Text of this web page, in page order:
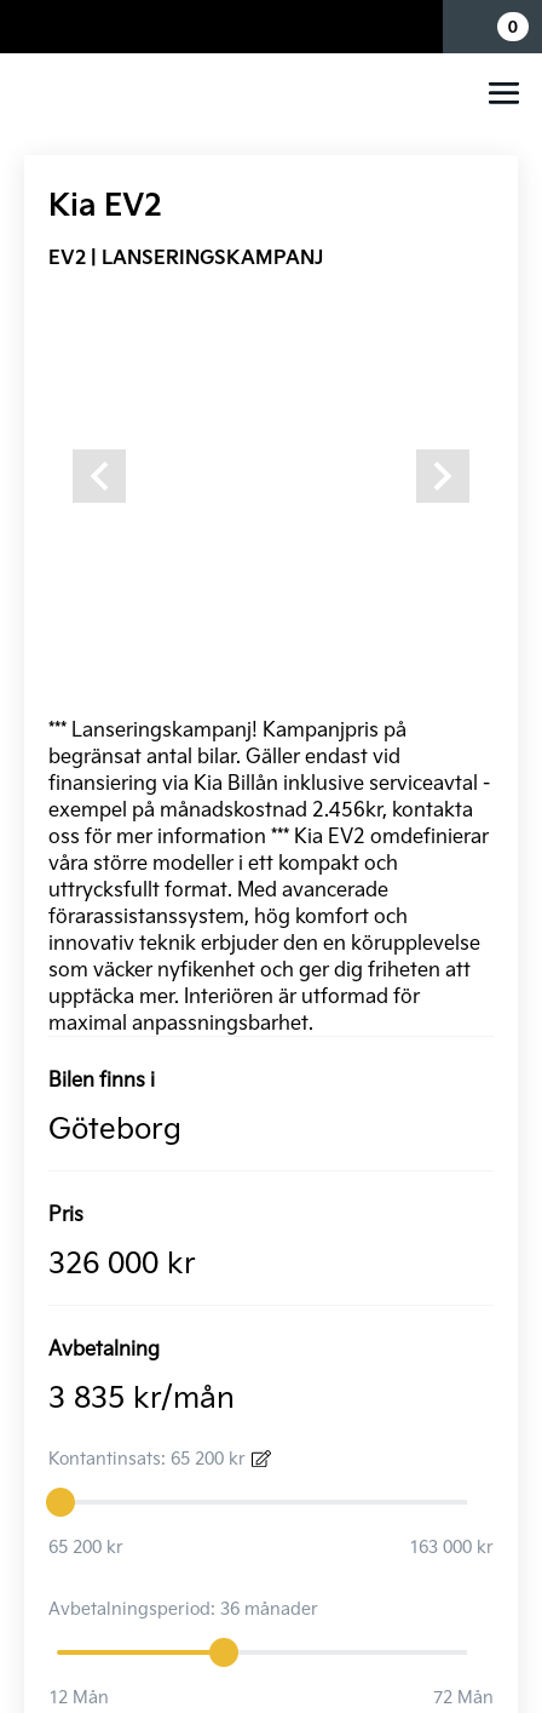
0
Kia EV2
EV2 | LANSERINGSKAMPANJ
Previous Next
*** Lanseringskampanj! Kampanjpris på
begränsat antal bilar. Gäller endast vid
finansiering via Kia Billån inklusive serviceavtal -
exempel på månadskostnad 2.456kr, kontakta
oss för mer information *** Kia EV2 omdefinierar
våra större modeller i ett kompakt och
uttrycksfullt format. Med avancerade
förarassistanssystem, hög komfort och
innovativ teknik erbjuder den en körupplevelse
som väcker nyfikenhet och ger dig friheten att
upptäcka mer. Interiören är utformad för
maximal anpassningsbarhet.
Bilen finns i
Göteborg
Pris
326 000 kr
Avbetalning
3 835 kr/mån
Kontantinsats: 65 200 kr
65 200 kr 163 000 kr
Avbetalningsperiod: 36 månader
12 Mån 72 Mån